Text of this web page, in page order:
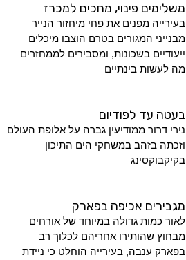
משלימים פינוי, מחכים למכרז
בעירייה מפנים את פחי מיחזור הנייר
מבנייני המגורים בטרם הוצבו מיכלים
ייעודיים בשכונות, ומסבירים לממחזרים
מה לעשות בינתיים
בעטה עד לפודיום
נירי דרור ממודיעין גברה על אלופת העולם
וזכתה בזהב במשחקי הים התיכון
בקיקבוקסינג
מגבירים אכיפה בפארק
לאור כמות גדולה במיוחד של אורחים
מבחוץ שהותירו אחריהם לכלוך רב
בפארק ענבה, בעירייה הוחלט כי ניידת